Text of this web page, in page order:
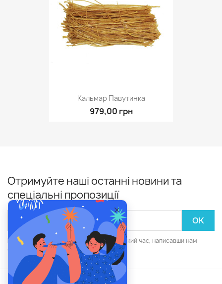
Кальмар Павутинка
979,00 грн
Отримуйте наші останні новини та
спеціальні пропозиції
Ви зможете скасувати підписку в будь-який час, написавши нам
через форму зворотнього зв'язку.